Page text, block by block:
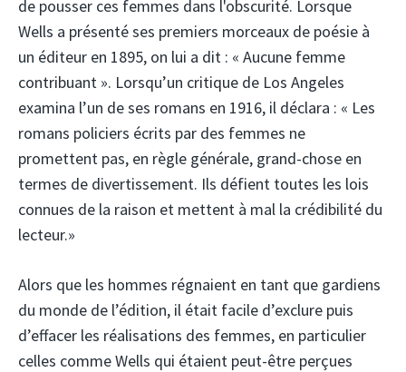
de pousser ces femmes dans l'obscurité. Lorsque
Wells a présenté ses premiers morceaux de poésie à
un éditeur en 1895, on lui a dit : « Aucune femme
contribuant ». Lorsqu’un critique de Los Angeles
examina l’un de ses romans en 1916, il déclara : « Les
romans policiers écrits par des femmes ne
promettent pas, en règle générale, grand-chose en
termes de divertissement. Ils défient toutes les lois
connues de la raison et mettent à mal la crédibilité du
lecteur.»
Alors que les hommes régnaient en tant que gardiens
du monde de l’édition, il était facile d’exclure puis
d’effacer les réalisations des femmes, en particulier
celles comme Wells qui étaient peut-être perçues